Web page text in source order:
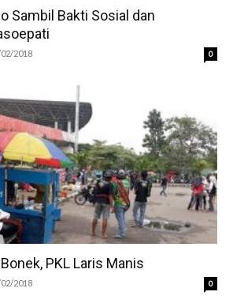
Sambil Bakti Sosial dan
2018 0
PKL Laris Manis
2018 0